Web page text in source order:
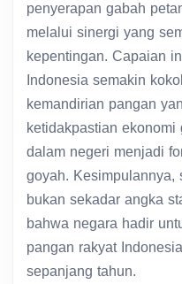
penyerapan gabah
melalui sinergi yang
kepentingan. Capaian
Indonesia semakin
kemandirian pangan
ketidakpastian
dalam negeri menjadi
goyah. Kesimpulannya,
bukan sekadar angka
bahwa negara hadir
pangan rakyat
sepanjang tahun.